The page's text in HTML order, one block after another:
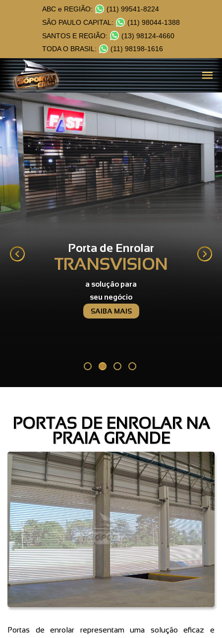
ABC e REGIÃO:
(11) 99541-8224
SÃO PAULO CAPITAL:
(11) 98044-1388
SANTOS E REGIÃO:
(13) 98124-4660
TODA O BRASIL:
(11) 98198-1616
Porta de Enrolar
TRANSVISION
a solução para
seu negócio
SAIBA MAIS
PORTAS DE ENROLAR NA
PRAIA GRANDE
Portas de enrolar representam uma solução eficaz e